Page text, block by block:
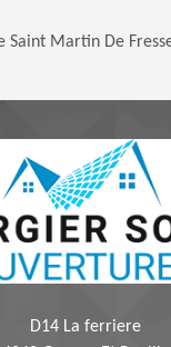
Saint Martin De
D14 La ferriere